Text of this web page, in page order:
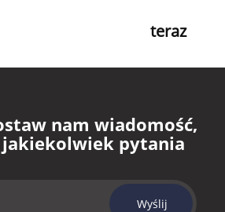
teraz
nam wiadomość,
jakiekolwiek pytania
Wyślij